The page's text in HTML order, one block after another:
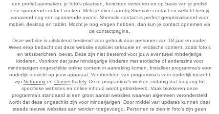
een profiel aanmaken, je foto's plaatsen, berichten versturen en op basis van je profiel
een spannend contact zoeken. Meld je direct aan bij Shemale-contact en wellicht heb jij
vanavond nog een spannende avond. Shemale-contact is perfect geoptimaliseerd voor
mobiel, desktop en tablet. Mocht je nog vragen hebben, dan kun je contact opnemen via
de contactpagina.
Deze website is uitsluitend bestemd voor gebruik door personen van 18 jaar en ouder.
Wees erop bedacht dat deze website expliciet seksuele en erotische content, zoals foto’s
en tekstberichten, bevat. Deze zijn niet bestemd voor jouw eventueel minderjarige
kinderen. Voorkom dat jouw minderjarige kinderen met erotische of anderszins voor
minderjarigen ongeschikte online content in aanraking komen. Installeer programma’s voor
ouderlijk toezicht op jouw apparaat. Voorbeelden van programma’s voor ouderlijk toezicht
zijn Netnannyen Connectsafely. Deze programma’s werken zodanig dat toegang tot
specifieke websites en online inhoud wordt geblokkeerd. Vaak blokkeren deze
programma’s standaard al een groot aantal websites waarvan algemeen verondersteld
wordt dat deze ongeschikt zijn voor minderjarigen. Door middel van updates kunnen daar
steeds nieuwe websites aan worden toegevoegd. Personen te zien in foto’s zijn geen